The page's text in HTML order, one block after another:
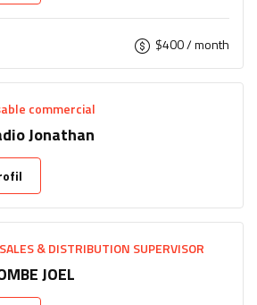
$400/ month
commercial
Jonathan
& DISTRIBUTION SUPERVISOR
JOEL